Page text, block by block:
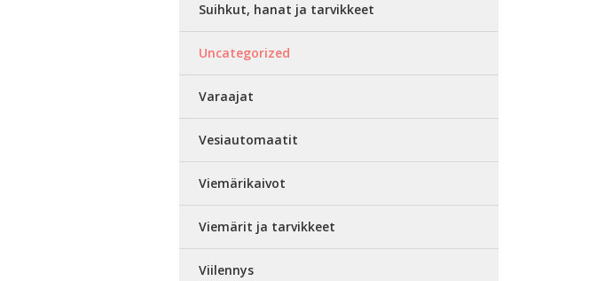
Suihkut, hanat ja tarvikkeet
Uncategorized
Varaajat
Vesiautomaatit
Viemärikaivot
Viemärit ja tarvikkeet
Viilennys